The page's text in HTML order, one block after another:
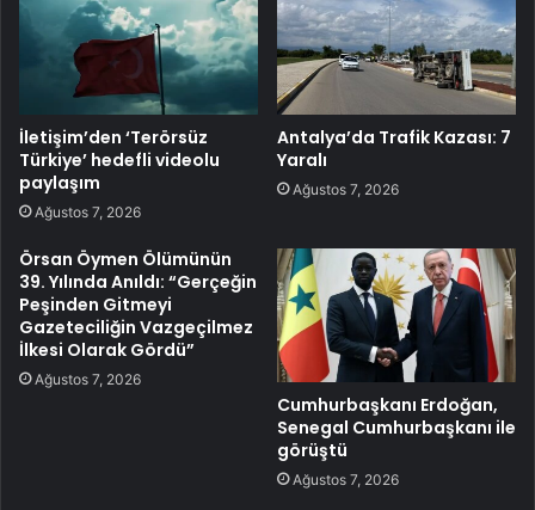
İletişim’den ‘Terörsüz
Türkiye’ hedefli videolu
paylaşım
Ağustos 7, 2026
Antalya’da Trafik Kazası: 7
Yaralı
Ağustos 7, 2026
Örsan Öymen Ölümünün
39. Yılında Anıldı: “Gerçeğin
Peşinden Gitmeyi
Gazeteciliğin Vazgeçilmez
İlkesi Olarak Gördü”
Ağustos 7, 2026
Cumhurbaşkanı Erdoğan,
Senegal Cumhurbaşkanı ile
görüştü
Ağustos 7, 2026